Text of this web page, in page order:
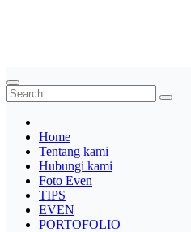
Home
Tentang kami
Hubungi kami
Foto Even
TIPS
EVEN
PORTOFOLIO